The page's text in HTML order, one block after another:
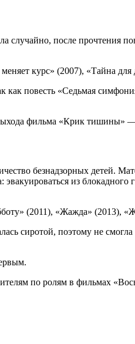
после прочтения
курс» (2007), «Тайна для
повесть «Седьмая
фильма «Крик тишины» —
безнадзорных детей.
из блокадного
(2011), «Жажда» (2013),
сиротой, поэтому не
по ролям в фильмах